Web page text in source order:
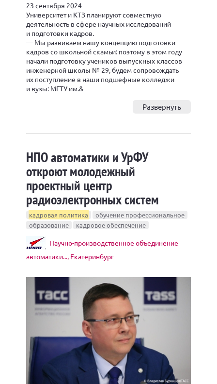
23 сентября 2024
Университет и КТЗ планируют совместную
деятельность в сфере научных исследований
и подготовки кадров.
— Мы развиваем нашу концепцию подготовки
кадров со школьной скамьи: поэтому в этом году
начали подготовку учеников выпускных классов
инженерной школы № 29, будем сопровождать
их поступление в наши подшефные колледжи
и вузы: МГТУ им.&
Развернуть
НПО автоматики и УрФУ
откроют молодежный
проектный центр
радиоэлектронных систем
кадровая политика
обучение профессиональное
образование
кадровое обеспечение
Научно-производственное объединение
автоматики..., Екатеринбург